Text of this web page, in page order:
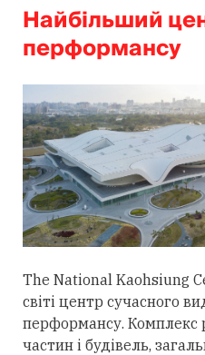
Найбільший
перформансу
The National Kaohsiung
світі центр сучасного
перформансу. Комплекс
частин і будівель,